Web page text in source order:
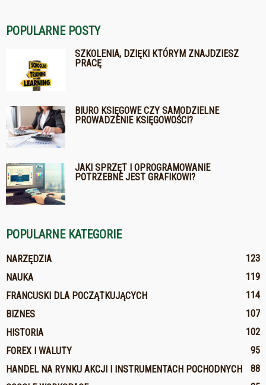
POPULARNE POSTY
SZKOLENIA, DZIĘKI KTÓRYM ZNAJDZIESZ
PRACĘ
BIURO KSIĘGOWE CZY SAMODZIELNE
PROWADZENIE KSIĘGOWOŚCI?
JAKI SPRZĘT I OPROGRAMOWANIE
POTRZEBNE JEST GRAFIKOWI?
POPULARNE KATEGORIE
NARZĘDZIA
123
NAUKA
119
FRANCUSKI DLA POCZĄTKUJĄCYCH
114
BIZNES
107
HISTORIA
102
FOREX I WALUTY
95
HANDEL NA RYNKU AKCJI I INSTRUMENTACH POCHODNYCH
88